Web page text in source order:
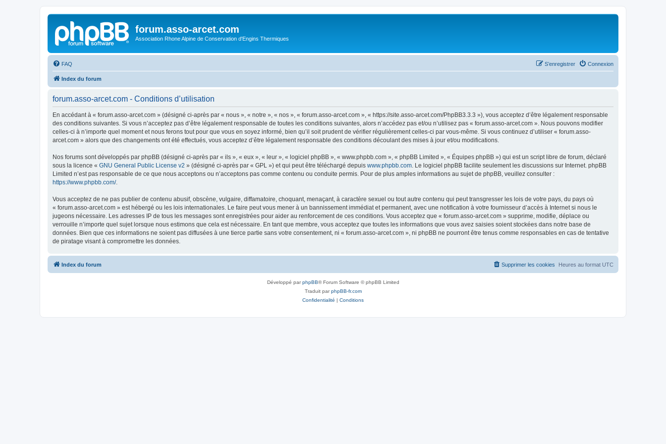
forum.asso-arcet.com
Association Rhone Alpine de Conservation d'Engins Thermiques
FAQ Connexion
S’enregistrer
Index du forum
forum.asso-arcet.com - Conditions d’utilisation
En accédant à « forum.asso-arcet.com » (désigné ci-après par « nous », « notre », « nos », « forum.asso-arcet.com », « https://site.asso-arcet.com/PhpBB3.3.3 »), vous acceptez d’être légalement responsable
des conditions suivantes. Si vous n’acceptez pas d’être légalement responsable de toutes les conditions suivantes, alors n’accédez pas et/ou n’utilisez pas « forum.asso-arcet.com ». Nous pouvons modifier
celles-ci à n’importe quel moment et nous ferons tout pour que vous en soyez informé, bien qu’il soit prudent de vérifier régulièrement celles-ci par vous-même. Si vous continuez d’utiliser « forum.asso-
arcet.com » alors que des changements ont été effectués, vous acceptez d’être légalement responsable des conditions découlant des mises à jour et/ou modifications.
Nos forums sont développés par phpBB (désigné ci-après par « ils », « eux », « leur », « logiciel phpBB », « www.phpbb.com », « phpBB Limited », « Équipes phpBB ») qui est un script libre de forum, déclaré
sous la licence « GNU General Public License v2 » (désigné ci-après par « GPL ») et qui peut être téléchargé depuis www.phpbb.com . Le logiciel phpBB facilite seulement les discussions sur Internet. phpBB
Limited n’est pas responsable de ce que nous acceptons ou n’acceptons pas comme contenu ou conduite permis. Pour de plus amples informations au sujet de phpBB, veuillez consulter :
https://www.phpbb.com/.
Vous acceptez de ne pas publier de contenu abusif, obscène, vulgaire, diffamatoire, choquant, menaçant, à caractère sexuel ou tout autre contenu qui peut transgresser les lois de votre pays, du pays où
« forum.asso-arcet.com » est hébergé ou les lois internationales. Le faire peut vous mener à un bannissement immédiat et permanent, avec une notification à votre fournisseur d’accès à Internet si nous le
jugeons nécessaire. Les adresses IP de tous les messages sont enregistrées pour aider au renforcement de ces conditions. Vous acceptez que « forum.asso-arcet.com » supprime, modifie, déplace ou
verrouille n’importe quel sujet lorsque nous estimons que cela est nécessaire. En tant que membre, vous acceptez que toutes les informations que vous avez saisies soient stockées dans notre base de
données. Bien que ces informations ne soient pas diffusées à une tierce partie sans votre consentement, ni « forum.asso-arcet.com », ni phpBB ne pourront être tenus comme responsables en cas de tentative
de piratage visant à compromettre les données.
Index du forum Heures au format UTC
Supprimer les cookies
Développé parphpBB® Forum Software © phpBB Limited
Traduit parphpBB-fr.com
Confidentialité | Conditions